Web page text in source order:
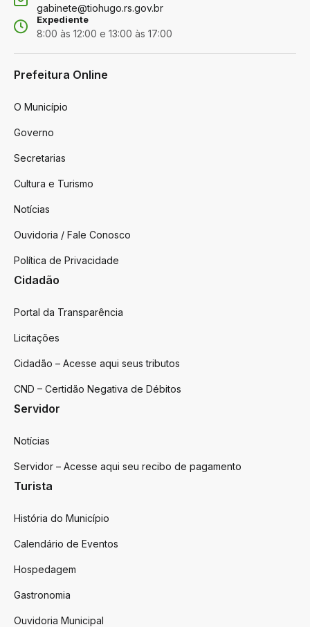
gabinete@tiohugo.rs.gov.br
Expediente
8:00 às 12:00 e 13:00 às 17:00
Prefeitura Online
O Município
Governo
Secretarias
Cultura e Turismo
Notícias
Ouvidoria / Fale Conosco
Política de Privacidade
Cidadão
Portal da Transparência
Licitações
Cidadão – Acesse aqui seus tributos
CND – Certidão Negativa de Débitos
Servidor
Notícias
Servidor – Acesse aqui seu recibo de pagamento
Turista
História do Município
Calendário de Eventos
Hospedagem
Gastronomia
Ouvidoria Municipal